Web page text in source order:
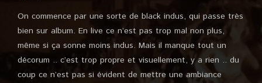
On commence par une sorte de black indus, qui passe très
bien sur album. En live ce n’est pas trop mal non plus,
même si ça sonne moins indus. Mais il manque tout un
décorum .. c’est trop propre et visuellement, y a rien .. du
coup ce n’est pas si évident de mettre une ambiance